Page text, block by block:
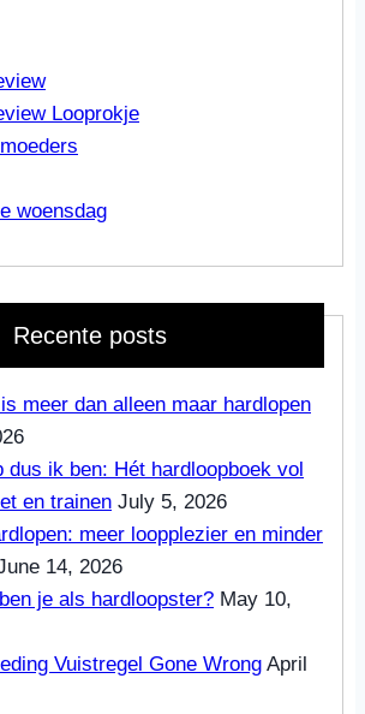
Looprokje
woensdag
Recente posts
meer dan alleen maar hardlopen
dus ik ben: Hét hardloopboek vol
en trainen July 5, 2026
meer loopplezier en minder
14, 2026
je als hardloopster? May 10,
Vuistregel Gone Wrong April